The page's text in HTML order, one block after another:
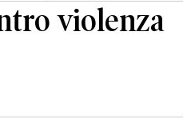
violenza